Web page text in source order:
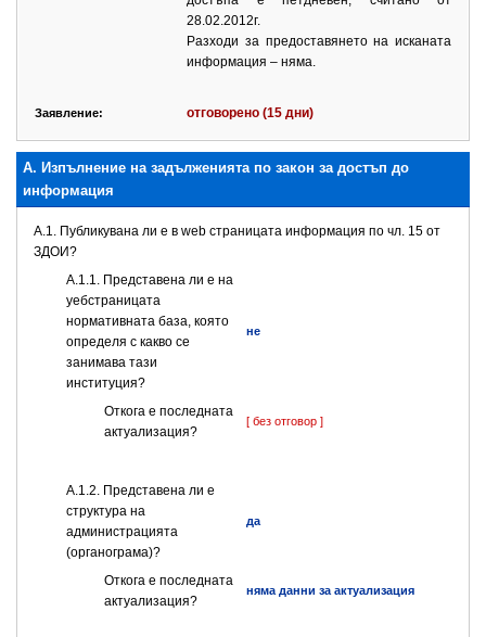
28.02.2012г.
Разходи за предоставянето на исканата
информация – няма.
Заявление: отговорено (15 дни)
А. Изпълнение на задълженията по закон за достъп до
информация
A.1. Публикувана ли е в web страницата информация по чл. 15 от
ЗДОИ?
A.1.1. Представена ли е на
уебстраницата
нормативната база, която
определя с какво се
занимава тази
институция?
не
Откога е последната
актуализация?
[ без отговор ]
A.1.2. Представена ли е
структура на
администрацията
(органограма)?
да
Откога е последната
актуализация?
няма данни за актуализация